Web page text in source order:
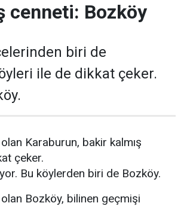
cenneti: Bozköy
biri de
ile de dikkat çeker.
Karaburun, bakir kalmış
çeker.
Bu köylerden biri de Bozköy.
Bozköy, bilinen geçmişi